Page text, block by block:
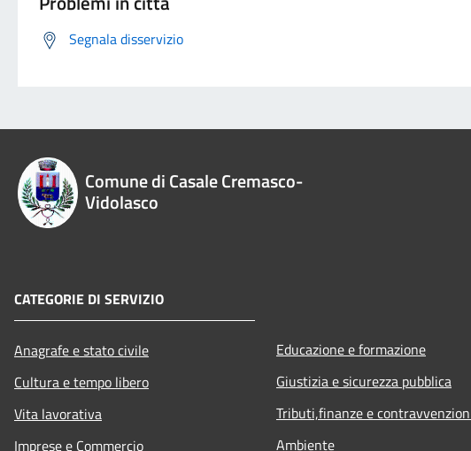
Segnala disservizio
Comune di Casale Cremasco-
Vidolasco
CATEGORIE DI SERVIZIO
Anagrafe e stato civile
Cultura e tempo libero
Vita lavorativa
Imprese e Commercio
Educazione e formazione
Giustizia e sicurezza pubblica
Tributi,finanze e
Ambiente